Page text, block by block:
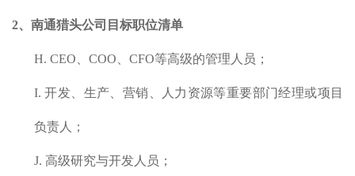
2、 南通猎头公司 目标职位清单
H. CEO、COO、CFO等高级的管理人员；
I.开发、生产、营销、人力资源等重要部门经理或项目
负责人；
J. 高级研究与开发人员；